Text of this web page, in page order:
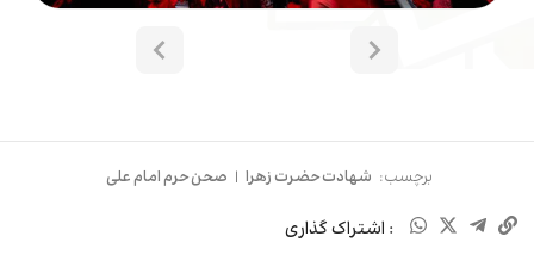
برچسب: شهادت حضرت زهرا | صحن حرم امام علی
: اشتراک گذاری